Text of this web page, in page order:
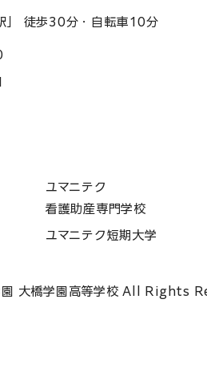
」 徒歩30分・自転車10分
ユマニテク
看護助産専門学校
ユマニテク短期大学
大橋学園高等学校 All Rights